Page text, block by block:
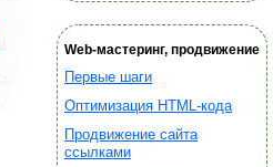
Web-мастеринг, продвижение
Первые шаги
Оптимизация HTML-кода
Продвижение сайта
ссылками